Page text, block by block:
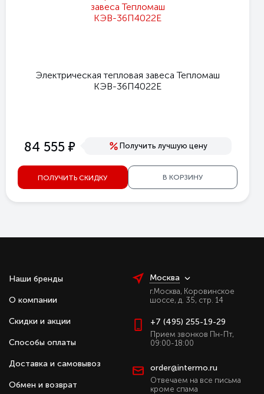
Электрическая тепловая завеса Тепломаш
КЭВ-36П4022Е
84 555 е Получить лучшую цену
ПОЛУЧИТЬ СКИДКУ В КОРЗИНУ
Наши бренды
О компании
Скидки и акции
Способы оплаты
Доставка и самовывоз
Обмен и возврат
Москва
г.Москва, Коровинское
шоссе, д. 35, стр. 14
+7 (495) 255-19-29
Прием звонков Пн-Пт,
09:00-18:00
order@intermo.ru
Отвечаем на все письма
кроме спама